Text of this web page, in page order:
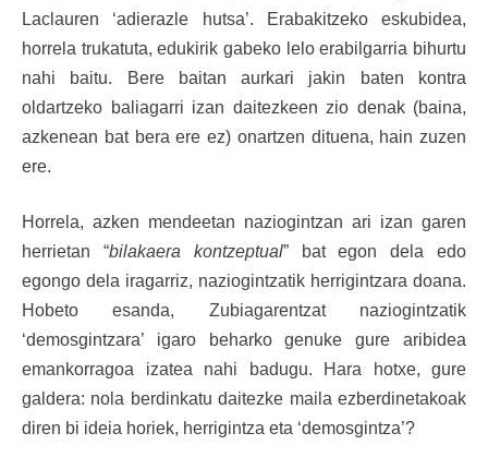
Laclauren ‘adierazle hutsa’. Erabakitzeko eskubidea,
horrela trukatuta, edukirik gabeko lelo erabilgarria bihurtu
nahi baitu. Bere baitan aurkari jakin baten kontra
oldartzeko baliagarri izan daitezkeen zio denak (baina,
azkenean bat bera ere ez) onartzen dituena, hain zuzen
ere.
Horrela, azken mendeetan naziogintzan ari izan garen
herrietan “bilakaera kontzeptual” bat egon dela edo
egongo dela iragarriz, naziogintzatik herrigintzara doana.
Hobeto esanda, Zubiagarentzat naziogintzatik
‘demosgintzara’ igaro beharko genuke gure aribidea
emankorragoa izatea nahi badugu. Hara hotxe, gure
galdera: nola berdinkatu daitezke maila ezberdinetakoak
diren bi ideia horiek, herrigintza eta ‘demosgintza’?